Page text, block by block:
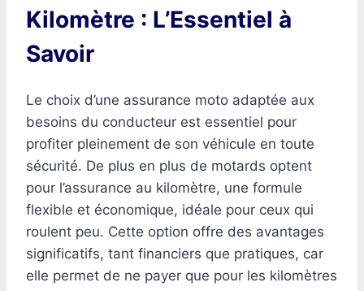
Kilomètre : L’Essentiel à
Savoir
Le choix d’une assurance moto adaptée aux
besoins du conducteur est essentiel pour
profiter pleinement de son véhicule en toute
sécurité. De plus en plus de motards optent
pour l’assurance au kilomètre, une formule
flexible et économique, idéale pour ceux qui
roulent peu. Cette option offre des avantages
significatifs, tant financiers que pratiques, car
elle permet de ne payer que pour les kilomètres